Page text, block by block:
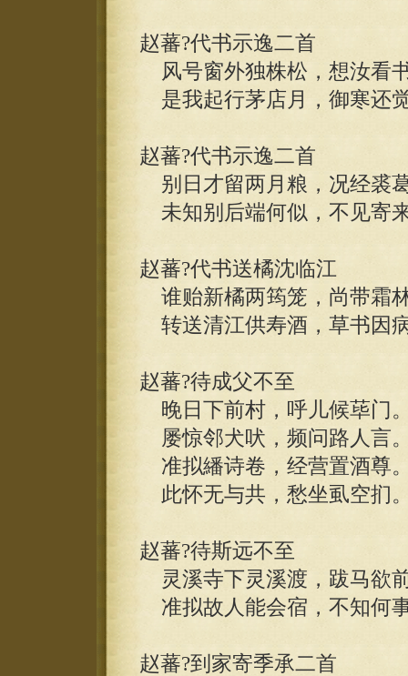
赵蕃?代书示逸二首
风号窗外独株松，想汝看
是我起行茅店月，御寒还
赵蕃?代书示逸二首
别日才留两月粮，况经裘
未知别后端何似，不见寄
赵蕃?代书送橘沈临江
谁贻新橘两筠笼，尚带霜
转送清江供寿酒，草书因
赵蕃?待成父不至
晚日下前村，呼儿候荜门
屡惊邻犬吠，频问路人言
准拟繙诗卷，经营置酒尊
此怀无与共，愁坐虱空扪
赵蕃?待斯远不至
灵溪寺下灵溪渡，跋马欲
准拟故人能会宿，不知何
赵蕃?到家寄季承二首